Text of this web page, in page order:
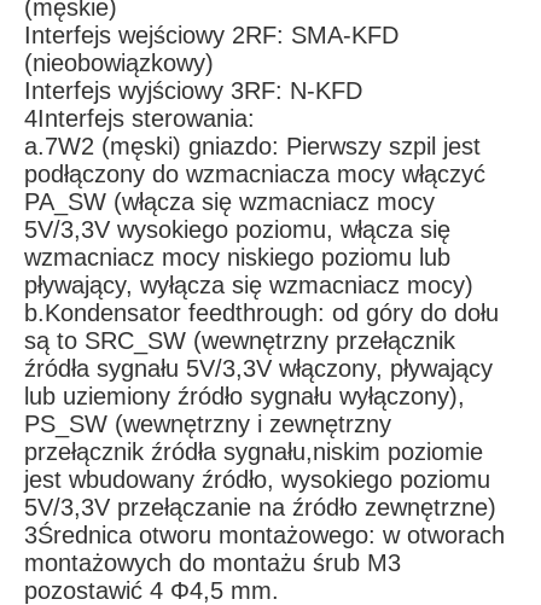
(męskie)
Interfejs wejściowy 2RF: SMA-KFD
(nieobowiązkowy)
Interfejs wyjściowy 3RF: N-KFD
4Interfejs sterowania:
a.7W2 (męski) gniazdo: Pierwszy szpil jest
podłączony do wzmacniacza mocy włączyć
PA_SW (włącza się wzmacniacz mocy
5V/3,3V wysokiego poziomu, włącza się
wzmacniacz mocy niskiego poziomu lub
pływający, wyłącza się wzmacniacz mocy)
b.Kondensator feedthrough: od góry do dołu
są to SRC_SW (wewnętrzny przełącznik
źródła sygnału 5V/3,3V włączony, pływający
lub uziemiony źródło sygnału wyłączony),
PS_SW (wewnętrzny i zewnętrzny
przełącznik źródła sygnału,niskim poziomie
jest wbudowany źródło, wysokiego poziomu
5V/3,3V przełączanie na źródło zewnętrzne)
3Średnica otworu montażowego: w otworach
montażowych do montażu śrub M3
pozostawić 4 Φ4,5 mm.